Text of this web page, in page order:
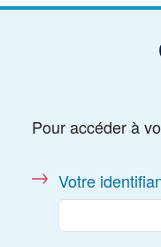
Pour accéder à
Votre